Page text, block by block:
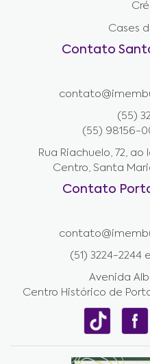
Cases
Contato
(55)
(55) 98156-
Rua Riachuelo, 72,
Centro, Santa
Contato
(51) 3224-2244
Avenida
Centro Histórico de Porto